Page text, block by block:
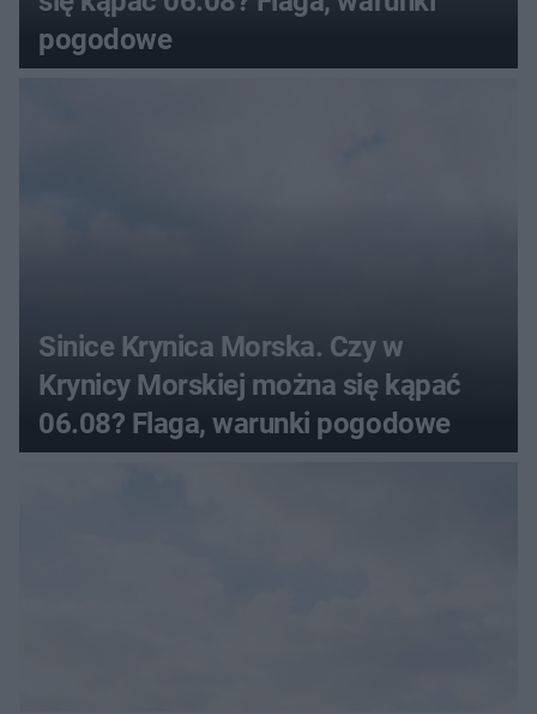
pogodowe
Sinice Krynica Morska. Czy w
Krynicy Morskiej można się kąpać
06.08? Flaga, warunki pogodowe